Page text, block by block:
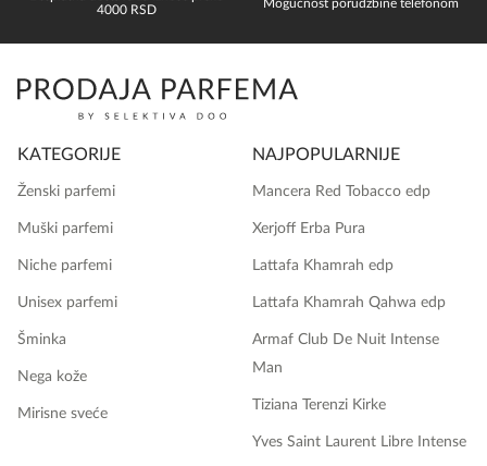
4000 RSD
Mogućnost porudžbine telefonom
KATEGORIJE
Ženski parfemi
Muški parfemi
Niche parfemi
Unisex parfemi
Šminka
Nega kože
Mirisne sveće
NAJPOPULARNIJE
Mancera Red Tobacco edp
Xerjoff Erba Pura
Lattafa Khamrah edp
Lattafa Khamrah Qahwa edp
Armaf Club De Nuit Intense
Man
Tiziana Terenzi Kirke
Yves Saint Laurent Libre Intense